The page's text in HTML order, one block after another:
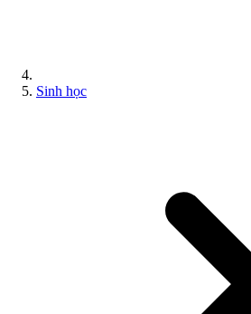
Sinh học